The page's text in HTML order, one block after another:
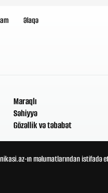
Əlaqə
Maraqlı
Səhiyyə
Gözəllik və təbabət
ın məlumatlarından